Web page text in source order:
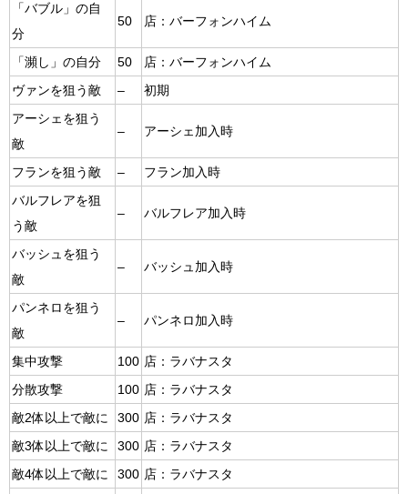
「バブル」の自
分
50 店：バーフォンハイム
「瀕し」の自分 50
店：バーフォンハイム
ヴァンを狙う敵
–
初期
アーシェを狙う
敵
– アーシェ加入時
フランを狙う敵 –
フラン加入時
バルフレアを狙
う敵
– バルフレア加入時
バッシュを狙う
敵
– バッシュ加入時
パンネロを狙う
敵
– パンネロ加入時
集中攻撃 100 店：ラバナスタ
分散攻撃
100 店：ラバナスタ
敵2体以上で敵に
300 店：ラバナスタ
敵3体以上で敵に
300 店：ラバナスタ
敵4体以上で敵に
300 店：ラバナスタ